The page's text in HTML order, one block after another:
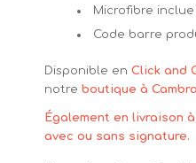
Microfibre inclue
Code barre
Disponible en Click and
notre boutique à
Également en livraison
avec ou sans signature.